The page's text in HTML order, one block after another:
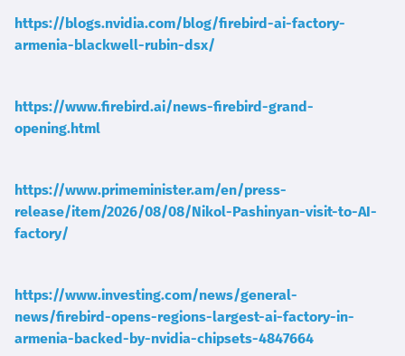
https://blogs.nvidia.com/blog/firebird-ai-factory-
armenia-blackwell-rubin-dsx/
https://www.firebird.ai/news-firebird-grand-
opening.html
https://www.primeminister.am/en/press-
release/item/2026/08/08/Nikol-Pashinyan-visit-to-AI-
factory/
https://www.investing.com/news/general-
news/firebird-opens-regions-largest-ai-factory-in-
armenia-backed-by-nvidia-chipsets-4847664